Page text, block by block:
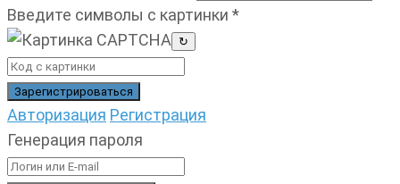
Введите символы с картинки *
↻
Авторизация Регистрация
Генерация пароля